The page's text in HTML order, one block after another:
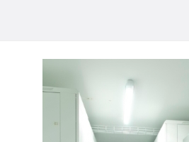
СЕРТИФИКАТИ